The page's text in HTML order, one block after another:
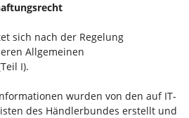
sich nach der Regelung
Allgemeinen
I).
wurden von den auf IT-
des Händlerbundes erstellt und